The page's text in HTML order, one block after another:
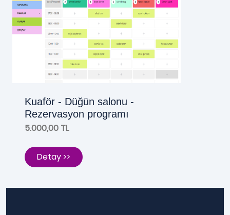
Kuaför - Düğün salonu -
Rezervasyon programı
5.000,00 TL
Detay >>